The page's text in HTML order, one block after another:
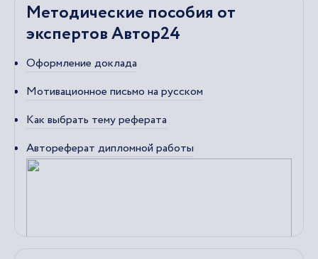
Методические пособия от
экспертов Автор24
Оформление доклада
Мотивационное письмо на русском
Как выбрать тему реферата
Автореферат дипломной работы